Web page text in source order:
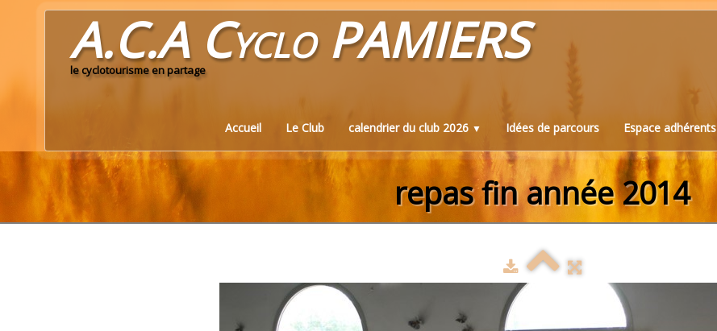
A.C.A CycloPAMIERS
le cyclotourisme en partage
Accueil Le Club calendrier du club 2026 ▼ Idées de parcours Espace adhérents
repas fin année 2014